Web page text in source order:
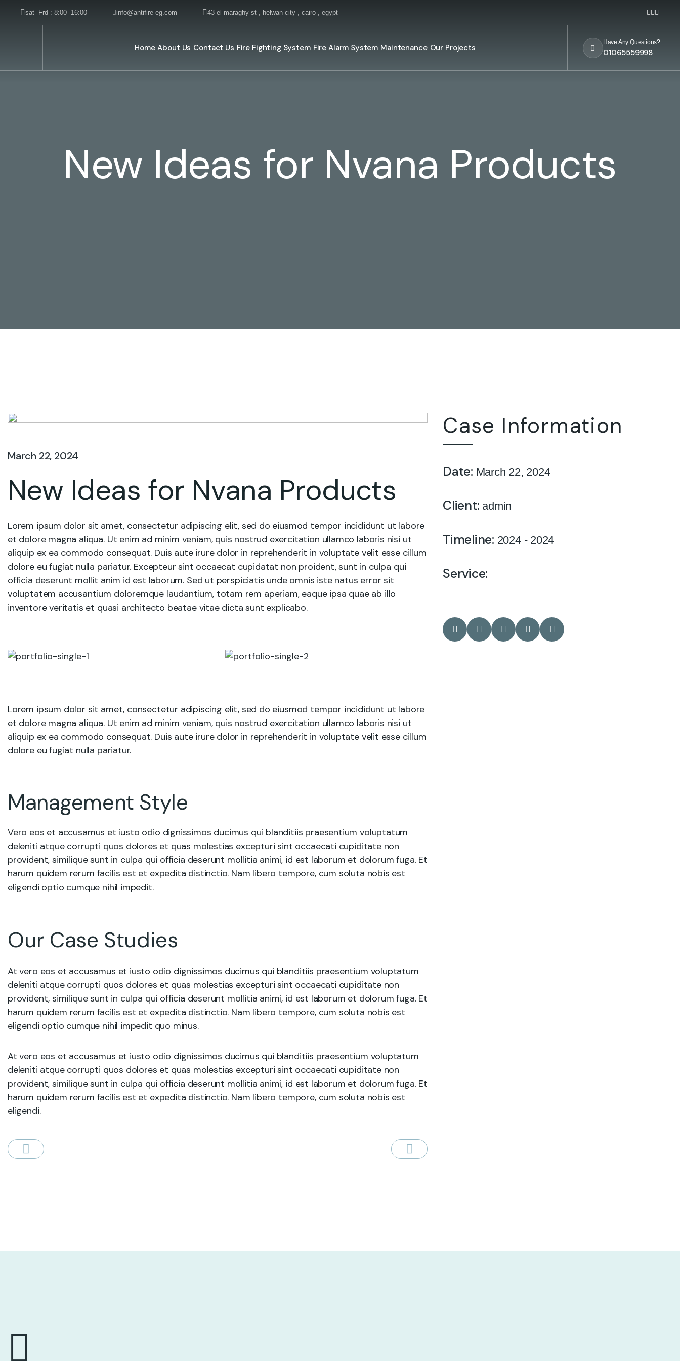
sat- Frd : 8:00 -16:00 info@antifire-eg.com 43 el maraghy st , helwan city , cairo , egypt
Home About Us Contact Us Fire Fighting System Fire Alarm System Maintenance Our Projects 01065559998
Have Any Questions?
New Ideas for Nvana Products
March 22, 2024
New Ideas for Nvana Products
Lorem ipsum dolor sit amet, consectetur adipiscing elit, sed do eiusmod tempor incididunt ut labore
et dolore magna aliqua. Ut enim ad minim veniam, quis nostrud exercitation ullamco laboris nisi ut
aliquip ex ea commodo consequat. Duis aute irure dolor in reprehenderit in voluptate velit esse cillum
dolore eu fugiat nulla pariatur. Excepteur sint occaecat cupidatat non proident, sunt in culpa qui
officia deserunt mollit anim id est laborum. Sed ut perspiciatis unde omnis iste natus error sit
voluptatem accusantium doloremque laudantium, totam rem aperiam, eaque ipsa quae ab illo
inventore veritatis et quasi architecto beatae vitae dicta sunt explicabo.
Lorem ipsum dolor sit amet, consectetur adipiscing elit, sed do eiusmod tempor incididunt ut labore
et dolore magna aliqua. Ut enim ad minim veniam, quis nostrud exercitation ullamco laboris nisi ut
aliquip ex ea commodo consequat. Duis aute irure dolor in reprehenderit in voluptate velit esse cillum
dolore eu fugiat nulla pariatur.
Management Style
Vero eos et accusamus et iusto odio dignissimos ducimus qui blanditiis praesentium voluptatum
deleniti atque corrupti quos dolores et quas molestias excepturi sint occaecati cupiditate non
provident, similique sunt in culpa qui officia deserunt mollitia animi, id est laborum et dolorum fuga. Et
harum quidem rerum facilis est et expedita distinctio. Nam libero tempore, cum soluta nobis est
eligendi optio cumque nihil impedit.
Our Case Studies
At vero eos et accusamus et iusto odio dignissimos ducimus qui blanditiis praesentium voluptatum
deleniti atque corrupti quos dolores et quas molestias excepturi sint occaecati cupiditate non
provident, similique sunt in culpa qui officia deserunt mollitia animi, id est laborum et dolorum fuga. Et
harum quidem rerum facilis est et expedita distinctio. Nam libero tempore, cum soluta nobis est
eligendi optio cumque nihil impedit quo minus.
At vero eos et accusamus et iusto odio dignissimos ducimus qui blanditiis praesentium voluptatum
deleniti atque corrupti quos dolores et quas molestias excepturi sint occaecati cupiditate non
provident, similique sunt in culpa qui officia deserunt mollitia animi, id est laborum et dolorum fuga. Et
harum quidem rerum facilis est et expedita distinctio. Nam libero tempore, cum soluta nobis est
eligendi.
Case Information
Date: March 22, 2024
Client: admin
Timeline: 2024 - 2024
Service: